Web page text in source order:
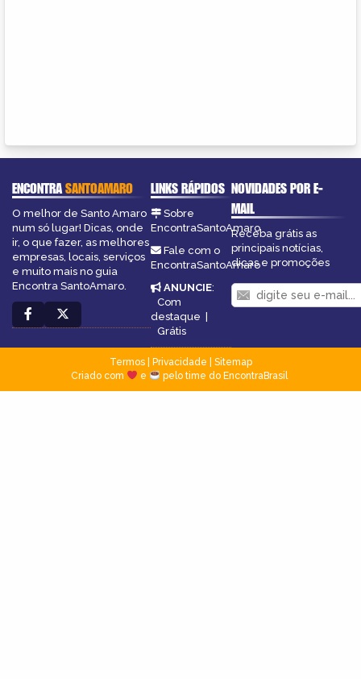
ENCONTRASANTOAMARO
O melhor de Santo Amaro
num só lugar! Dicas, onde
ir, o que fazer, as melhores
empresas, locais, serviços
e muito mais no guia
Encontra SantoAmaro.
LINKS RÁPIDOS
Sobre
EncontraSantoAmaro
Fale com o
EncontraSantoAmaro
ANUNCIE:
Com
destaque |
Grátis
NOVIDADES POR E-
MAIL
Receba grátis as
principais notícias,
dicas e promoções
Termos| Privacidade
Sitemap
Criado com
e pelo time do EncontraBrasil